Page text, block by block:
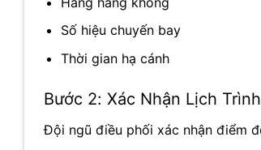
Số hiệu chuyến bay
Thời gian hạ cánh
Bước 2: Xác Nhận Lịch Trình
Đội ngũ điều phối xác nhận điểm